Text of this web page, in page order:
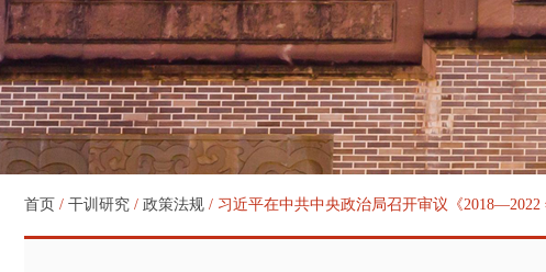
首页 / 干训研究 / 政策法规 / 习近平在中共中央政治局召开审议《